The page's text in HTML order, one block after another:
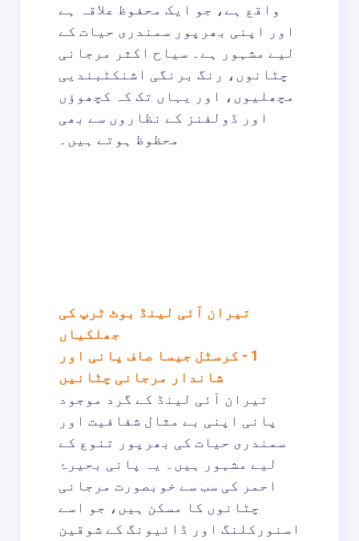
واقع ہے، جو ایک محفوظ علاقہ ہے
اور اپنی بھرپور سمندری حیات کے
لیے مشہور ہے۔ سیاح اکثر مرجانی
چٹانوں، رنگ برنگی اشنکٹبندیی
مچھلیوں، اور یہاں تک کہ کچھوؤں
اور ڈولفنز کے نظاروں سے بھی
محظوظ ہوتے ہیں۔
تیران آئی لینڈ بوٹ ٹرپ کی
جھلکیاں
1 - کرسٹل جیسا صاف پانی اور
شاندار مرجانی چٹانیں
تیران آئی لینڈ کے گرد موجود
پانی اپنی بے مثال شفافیت اور
سمندری حیات کی بھرپور تنوع کے
لیے مشہور ہیں۔ یہ پانی بحیرۂ
احمر کی سب سے خوبصورت مرجانی
چٹانوں کا مسکن ہیں، جو اسے
اسنورکلنگ اور ڈائیونگ کے شوقین